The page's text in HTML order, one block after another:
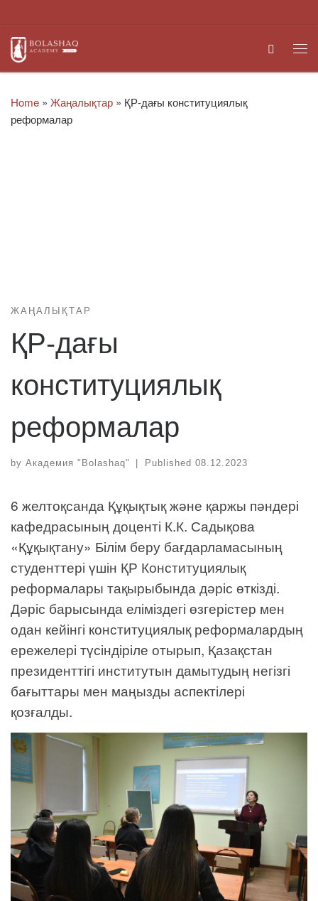
Search
Home » Жаңалықтар » ҚР-дағы конституциялық
реформалар
ЖАҢАЛЫҚТАР
ҚР-дағы
конституциялық
реформалар
by Академия "Bolashaq" | Published 08.12.2023
6 желтоқсанда Құқықтық және қаржы пәндері
кафедрасының доценті К.К. Садықова
«Құқықтану» Білім беру бағдарламасының
студенттері үшін ҚР Конституциялық
реформалары тақырыбында дәріс өткізді.
Дәріс барысында еліміздегі өзгерістер мен
одан кейінгі конституциялық реформалардың
ережелері түсіндіріле отырып, Қазақстан
президенттігі институтын дамытудың негізгі
бағыттары мен маңызды аспектілері
қозғалды.